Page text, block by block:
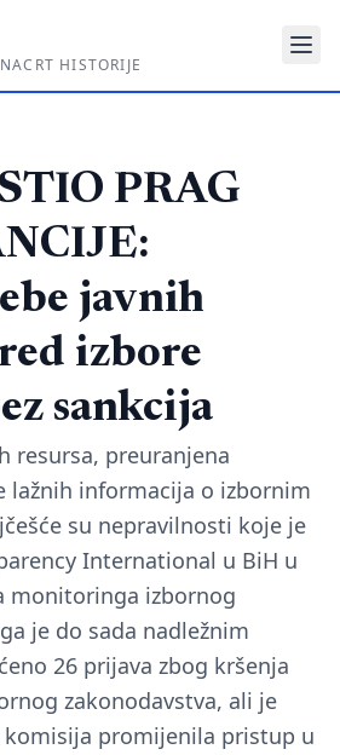
HISTORIJE
PRAG
javnih
izbore
sankcija
resursa, preuranjena
lažnih informacija o izbornim
su nepravilnosti koje je
International u BiH u
monitoringa izbornog
je do sada nadležnim
26 prijava zbog kršenja
zakonodavstva, ali je
komisija promijenila pristup u